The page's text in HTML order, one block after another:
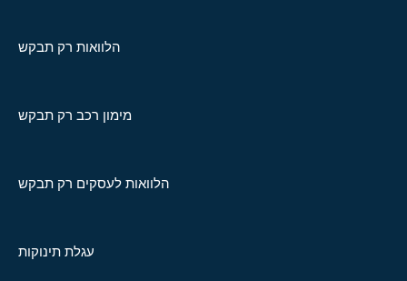
הלוואות רק תבקש
מימון רכב רק תבקש
הלוואות לעסקים רק תבקש
עגלת תינוקות